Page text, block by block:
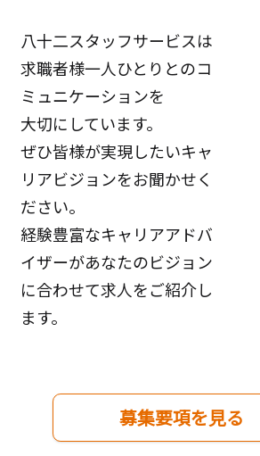
八十二スタッフサービスは
求職者様一人ひとりとのコ
ミュニケーションを
大切にしています。
ぜひ皆様が実現したいキャ
リアビジョンをお聞かせく
ださい。
経験豊富なキャリアアドバ
イザーがあなたのビジョン
に合わせて求人をご紹介し
ます。
募集要項を見